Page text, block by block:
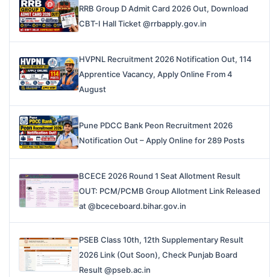
RRB Group D Admit Card 2026 Out, Download
CBT-I Hall Ticket @rrbapply.gov.in
HVPNL Recruitment 2026 Notification Out, 114
Apprentice Vacancy, Apply Online From 4
August
Pune PDCC Bank Peon Recruitment 2026
Notification Out – Apply Online for 289 Posts
BCECE 2026 Round 1 Seat Allotment Result
OUT: PCM/PCMB Group Allotment Link Released
at @bceceboard.bihar.gov.in
PSEB Class 10th, 12th Supplementary Result
2026 Link (Out Soon), Check Punjab Board
Result @pseb.ac.in